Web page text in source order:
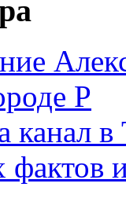
Р
канал в
фактов